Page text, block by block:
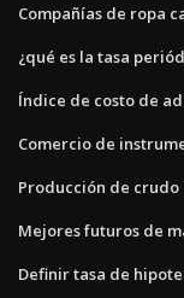
Compañías de ropa
¿qué es la tasa
Índice de costo de
Comercio de
Producción de
Mejores futuros de
Definir tasa de